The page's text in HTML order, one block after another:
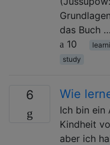
das Buch …
10
study
6 Wie
Ich bin ein
Kindheit
aber ich